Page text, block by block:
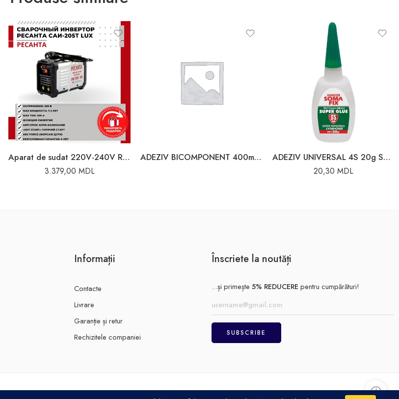
Aparat de sudat 220V-240V Resanta
3.379,00 MDL
ADEZIV BICOMPONENT 400ml ACTIVATOR 100g SOMAFIX ADEZIV UNIVERSAL 4S 20g SOMAFIX 80061
20,30 MDL
Informații
Contacte
Livrare
Garanție și retur
Rechizitele companiei
Înscriete la noutăți
...și primește 5% REDUCERE pentru cumpărături!
Achitare Politică de confidențialitate Termeni și condiții